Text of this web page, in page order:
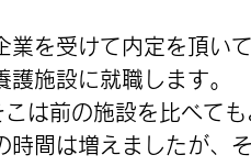
業を受けて内定を頂い
施設に就職します。
は前の施設を比べても
時間は増えましたが、